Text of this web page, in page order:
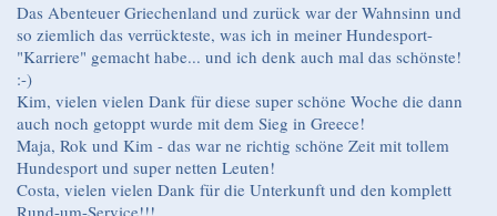
Das Abenteuer Griechenland und zurück war der Wahnsinn und
so ziemlich das verrückteste, was ich in meiner Hundesport-
"Karriere" gemacht habe... und ich denk auch mal das schönste!
:-)
Kim, vielen vielen Dank für diese super schöne Woche die dann
auch noch getoppt wurde mit dem Sieg in Greece!
Maja, Rok und Kim - das war ne richtig schöne Zeit mit tollem
Hundesport und super netten Leuten!
Costa, vielen vielen Dank für die Unterkunft und den komplett
Rund-um-Service!!!